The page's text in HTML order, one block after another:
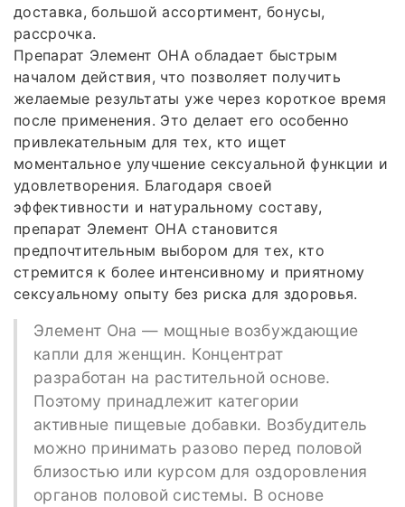
доставка, большой ассортимент, бонусы,
рассрочка.
Препарат Элемент ОНА обладает быстрым
началом действия, что позволяет получить
желаемые результаты уже через короткое время
после применения. Это делает его особенно
привлекательным для тех, кто ищет
моментальное улучшение сексуальной функции и
удовлетворения. Благодаря своей
эффективности и натуральному составу,
препарат Элемент ОНА становится
предпочтительным выбором для тех, кто
стремится к более интенсивному и приятному
сексуальному опыту без риска для здоровья.
Элемент Она — мощные возбуждающие
капли для женщин. Концентрат
разработан на растительной основе.
Поэтому принадлежит категории
активные пищевые добавки. Возбудитель
можно принимать разово перед половой
близостью или курсом для оздоровления
органов половой системы. В основе